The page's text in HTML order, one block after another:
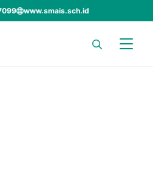
www.smais.sch.id